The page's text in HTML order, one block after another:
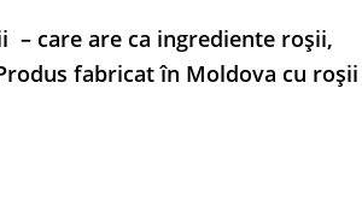
– care are ca ingrediente roșii,
fabricat în Moldova cu roșii